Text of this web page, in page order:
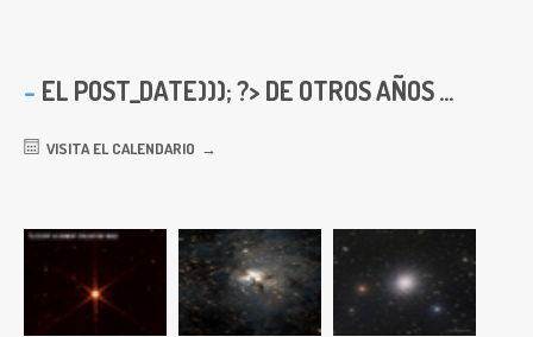
EL POST_DATE))); ?> DE OTROS AÑOS ...
VISITA EL CALENDARIO